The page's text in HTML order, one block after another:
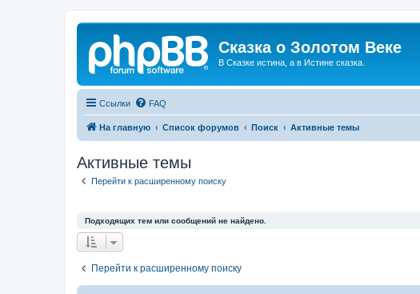
Сказка о Золотом Веке
В Сказке истина, а в Истине сказка.
Ссылки FAQ
На главную Список форумов Поиск Активные темы
Активные темы
Перейти к расширенному поиску
Подходящих тем или сообщений не найдено.
Перейти к расширенному поиску